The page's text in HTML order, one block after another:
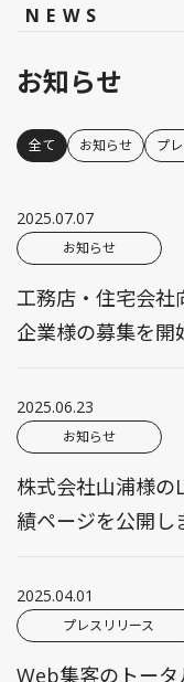
NEWS
お知らせ
全て お知らせ プ
2025.07.07
お知らせ
工務店・住宅会社
企業様の募集を開
2025.06.23
お知らせ
株式会社山浦様の
績ページを公開し
2025.04.01
プレスリリース
Web集客のトー